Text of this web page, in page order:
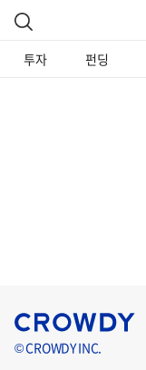
투자 펀딩
© CROWDY INC.